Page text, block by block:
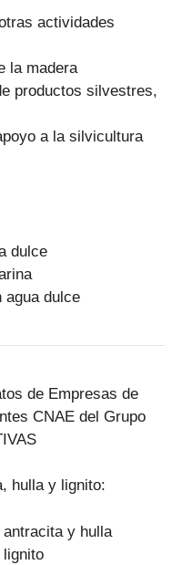
actividades
la madera
productos silvestres,
a la silvicultura
dulce
agua dulce
de Empresas de
CNAE del Grupo
hulla y lignito:
y hulla